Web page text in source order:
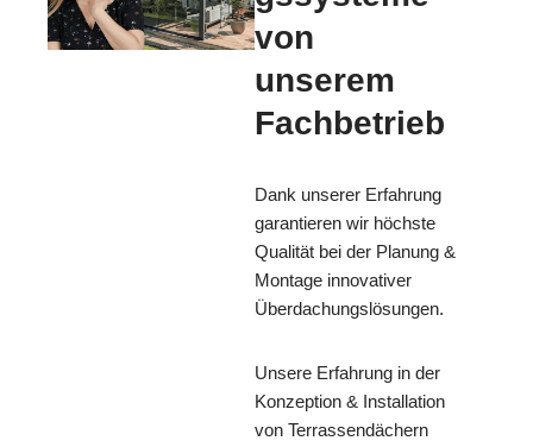
von
unserem
Fachbetrieb
Dank unserer Erfahrung
garantieren wir höchste
Qualität bei der Planung &
Montage innovativer
Überdachungslösungen.
Unsere Erfahrung in der
Konzeption & Installation
von Terrassendächern